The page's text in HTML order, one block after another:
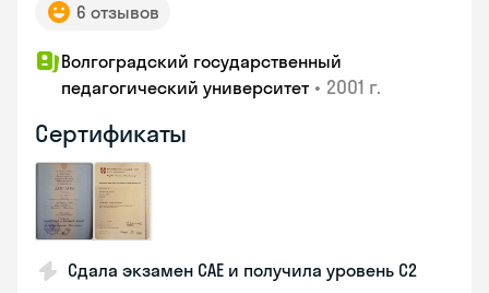
6 отзывов
Волгоградский государственный
педагогический университет • 2001 г.
Сертификаты
Сдала экзамен CAE и получила уровень С2